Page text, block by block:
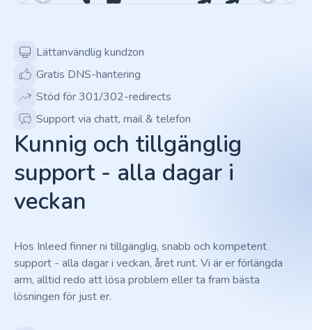
Lättanvändlig kundzon
Gratis DNS-hantering
Stöd för 301/302-redirects
Support via chatt, mail & telefon
Kunnig och tillgänglig
support - alla dagar i
veckan
Hos Inleed finner ni tillgänglig, snabb och kompetent
support - alla dagar i veckan, året runt. Vi är er förlängda
arm, alltid redo att lösa problem eller ta fram bästa
lösningen för just er.